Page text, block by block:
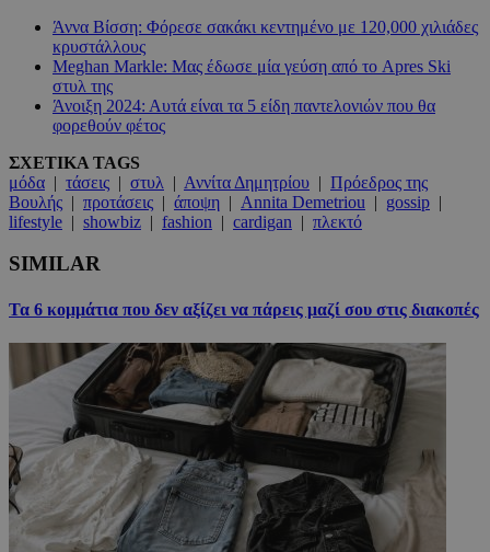
Άννα Βίσση: Φόρεσε σακάκι κεντημένο με 120,000 χιλιάδες
κρυστάλλους
Meghan Markle: Μας έδωσε μία γεύση από το Apres Ski
στυλ της
Άνοιξη 2024: Αυτά είναι τα 5 είδη παντελονιών που θα
φορεθούν φέτος
ΣΧΕΤΙΚΑ TAGS
μόδα | τάσεις | στυλ | Αννίτα Δημητρίου | Πρόεδρος της
Βουλής | προτάσεις | άποψη | Annita Demetriou | gossip |
lifestyle | showbiz | fashion | cardigan | πλεκτό
SIMILAR
Τα 6 κομμάτια που δεν αξίζει να πάρεις μαζί σου στις διακοπές